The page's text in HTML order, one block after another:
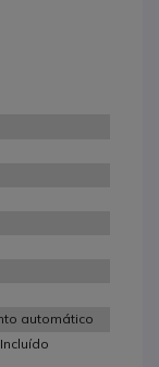
automático